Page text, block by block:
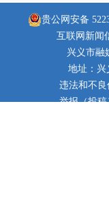
贵公网安备
互联网新闻
兴义市融
地址：兴
违法和不良
举报（投稿